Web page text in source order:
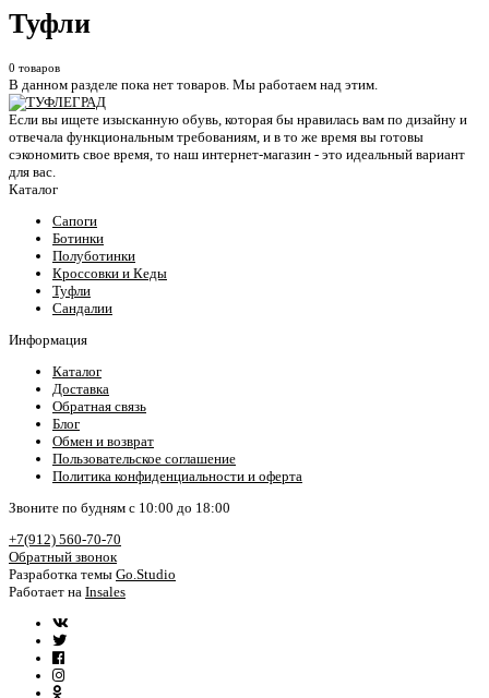
Туфли
0 товаров
В данном разделе пока нет товаров. Мы работаем над этим.
Если вы ищете изысканную обувь, которая бы нравилась вам по дизайну и
отвечала функциональным требованиям, и в то же время вы готовы
сэкономить свое время, то наш интернет-магазин - это идеальный вариант
для вас.
Каталог
Сапоги
Ботинки
Полуботинки
Кроссовки и Кеды
Туфли
Сандалии
Информация
Каталог
Доставка
Обратная связь
Блог
Обмен и возврат
Пользовательское соглашение
Политика конфиденциальности и оферта
Звоните по будням с 10:00 до 18:00
+7(912) 560-70-70
Обратный звонок
Разработка темы Go.Studio
Работает на Insales